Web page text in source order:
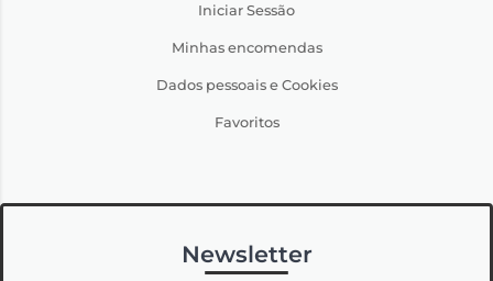
Iniciar Sessão
Minhas encomendas
Dados pessoais e Cookies
Favoritos
Newsletter